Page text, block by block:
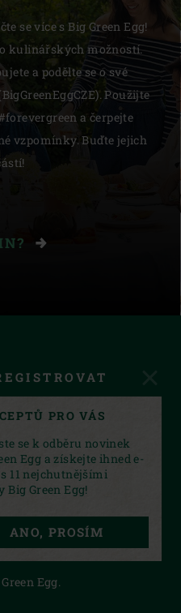
se více s Big Green Egg!
kulinářských možností.
a podělte se o své
Použijte
a čerpejte
vzpomínky. Buďte jejich
YOUTUBE
Egg.
PRO VÁS
se k odběru novinek
Egg a získejte ihned e-
11 nejchutnějšími
Big Green Egg!
ANO, PROSÍM